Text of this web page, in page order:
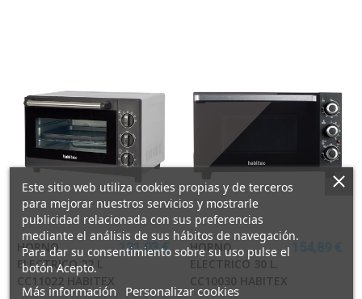
HORNO
ELECTRICO 22 L
CC11022 HABITEX
121,03 €
HORNO
ELECTRICO 30 L.
CC10030 HABITEX
Este sitio web utiliza cookies propias y de terceros
para mejorar nuestros servicios y mostrarle
publicidad relacionada con sus preferencias
mediante el análisis de sus hábitos de navegación.
Para dar su consentimiento sobre su uso pulse el
botón Acepto.
Más información
sobre
Personalizar cookies